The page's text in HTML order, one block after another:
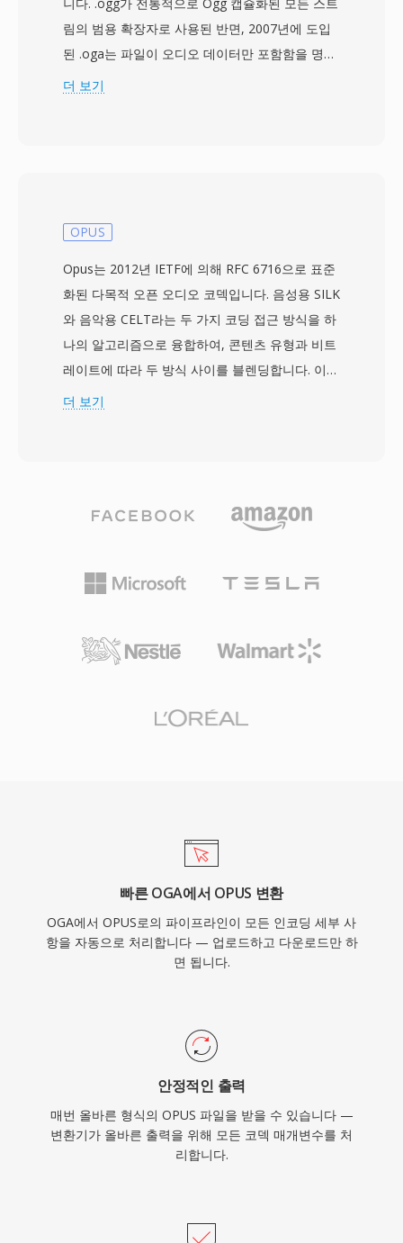
림의 범용 확장자로 사용된 반면, 2007년에 도입
된 .oga는 파일이 오디오 데이터만 포함함을 명시
적으로 알립니다. 내부적으로 OGA 파일은 Vorbis,
난 애플리케이션은 비디오 트랙을 탐색하지 않고
과 더 낮은 메모리 사용을 달성합니다. Ogg 컨테
이너와 관련 코덱이 전적으로 오픈소스이고 무로
열티이므로, OGA는 독점 포맷에 영향을 미치는
특허 라이선스 복잡성을 피할 수 있습니다. 이 포
맷은 아티스트, 앨범, 트랙 정보를 표준화된 방식
으로 태깅하기 위한 Vorbis 코멘트 메타데이터를
로에 실용적인 선택입니다.
더 보기
OPUS
Opus는 2012년 IETF에 의해 RFC 6716으로 표준
화된 다목적 오픈 오디오 코덱입니다. 음성용 SILK
와 음악용 CELT라는 두 가지 코딩 접근 방식을 하
나의 알고리즘으로 융합하여, 콘텐츠 유형과 비트
레이트에 따라 두 방식 사이를 블렌딩합니다. 이
하이브리드 설계로 Opus는 광범위한 용도에서 사
지원하여 주류 오디오 코덱 중 가장 낮은 알고리즘
매력적으로 만듭니다. 완전한 무로열티 오픈소스
로 독점 코덱을 가로막는 라이선스 장벽을 제거합
질을 달성하고 동일 레이트에서 AAC를 능가합니
되어 있습니다. WhatsApp, Discord, Zoom,
더 보기
빠른 OGA에서 OPUS 변환
OGA에서 OPUS로의 파이프라인이 모든 인코딩 세부 사
항을 자동으로 처리합니다 — 업로드하고 다운로드만 하
면 됩니다.
안정적인 출력
매번 올바른 형식의 OPUS 파일을 받을 수 있습니다 —
변환기가 올바른 출력을 위해 모든 코덱 매개변수를 처
리합니다.